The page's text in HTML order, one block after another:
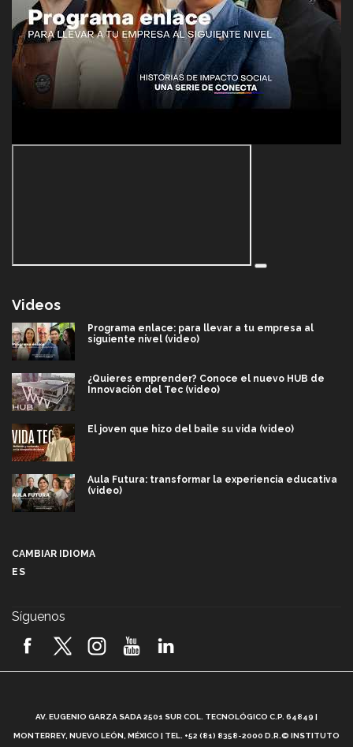
Videos
Programa enlace: para llevar a tu empresa al
siguiente nivel (video)
¿Quieres emprender? Conoce el nuevo HUB de
Innovación del Tec (video)
El joven que hizo del baile su vida (video)
Aula Futura: transformar la experiencia educativa
(video)
2026! (video)
¿Cómo es el Modelo Educativo Tec? (video)
CAMBIAR IDIOMA
ES
Síguenos
AV. EUGENIO GARZA SADA 2501 SUR COL. TECNOLÓGICO C.P. 64849 |
MONTERREY, NUEVO LEÓN, MÉXICO | TEL. +52 (81) 8358-2000 D.R.© INSTITUTO